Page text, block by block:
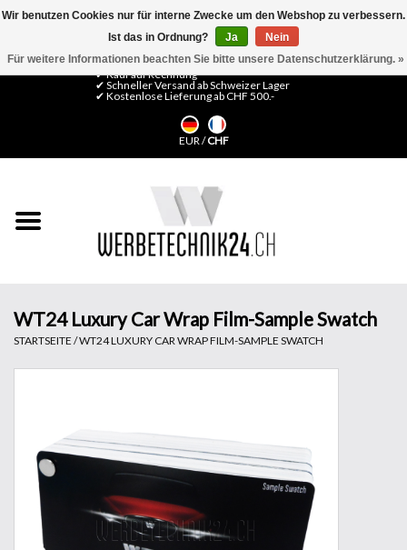
Mein Konto / Kundenkonto anlegen
✔ Kauf auf Rechnung
✔ Schneller Versand ab Schweizer Lager
✔ Kostenlose Lieferung ab CHF 500.-
EUR/CHF
Werkzeuge
Technik
WT24 Luxury Car Wrap Film-Sample Swatch
STARTSEITE /WT24 LUXURY CAR WRAP FILM-SAMPLE SWATCH
Wir benutzen Cookies nur für interne Zwecke um den Webshop zu verbessern.
Ist das in Ordnung?
Ja
Nein
Für weitere Informationen beachten Sie bitte unsere Datenschutzerklärung. »